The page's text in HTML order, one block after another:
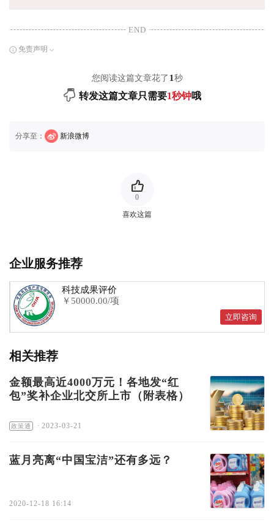
END
免责声明
您阅读这篇文章花了 1秒
转发这篇文章只需要1秒钟哦
分享至： 新浪微博
喜欢这篇
0
企业服务推荐
科技成果评价
￥50000.00/项
立即咨询
相关推荐
金额最高近4000万元！各地发“红
包”奖补企业北交所上市（附表格）
政策通 · 2023-03-21
蓝月亮离“中国宝洁”还有多远？
2020-12-18 16:14